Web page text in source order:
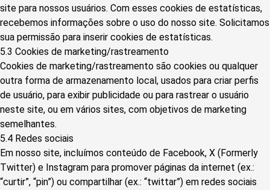
site para nossos usuários. Com esses cookies de estatísticas,
recebemos informações sobre o uso do nosso site. Solicitamos
sua permissão para inserir cookies de estatísticas.
5.3 Cookies de marketing/rastreamento
Cookies de marketing/rastreamento são cookies ou qualquer
outra forma de armazenamento local, usados para criar perfis
de usuário, para exibir publicidade ou para rastrear o usuário
neste site, ou em vários sites, com objetivos de marketing
semelhantes.
5.4 Redes sociais
Em nosso site, incluímos conteúdo de Facebook, X (Formerly
Twitter) e Instagram para promover páginas da internet (ex.:
“curtir”, “pin”) ou compartilhar (ex.: “twittar”) em redes sociais